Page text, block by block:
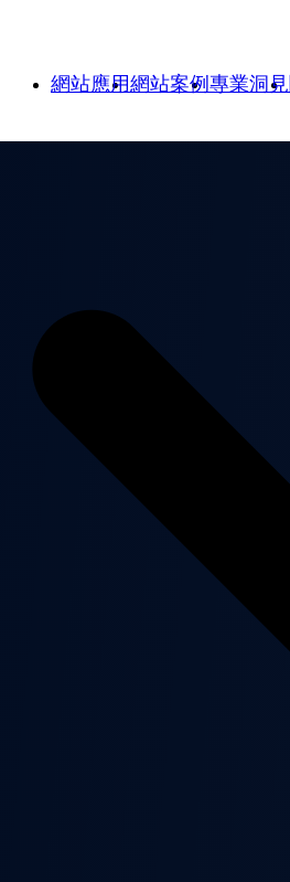
網站應用網站案例 專業洞見